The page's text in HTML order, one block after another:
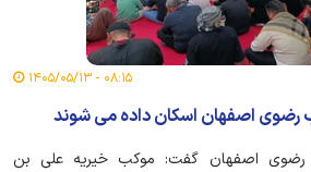
۰۸:۱۵ - ۱۴۰۵/۰۵/۱۳
رضوی اصفهان گفت: موکب خیریه علی بن